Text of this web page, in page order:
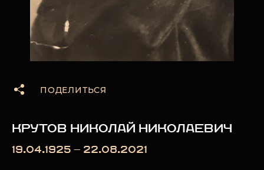
ПОДЕЛИТЬСЯ
КРУТОВ НИКОЛАЙ НИКОЛАЕВИЧ
19.04.1925 — 22.08.2021